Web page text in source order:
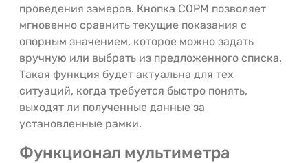
проведения замеров. Кнопка COPM позволяет
мгновенно сравнить текущие показания с
опорным значением, которое можно задать
вручную или выбрать из предложенного списка.
Такая функция будет актуальна для тех
ситуаций, когда требуется быстро понять,
выходят ли полученные данные за
установленные рамки.
Функционал мультиметра